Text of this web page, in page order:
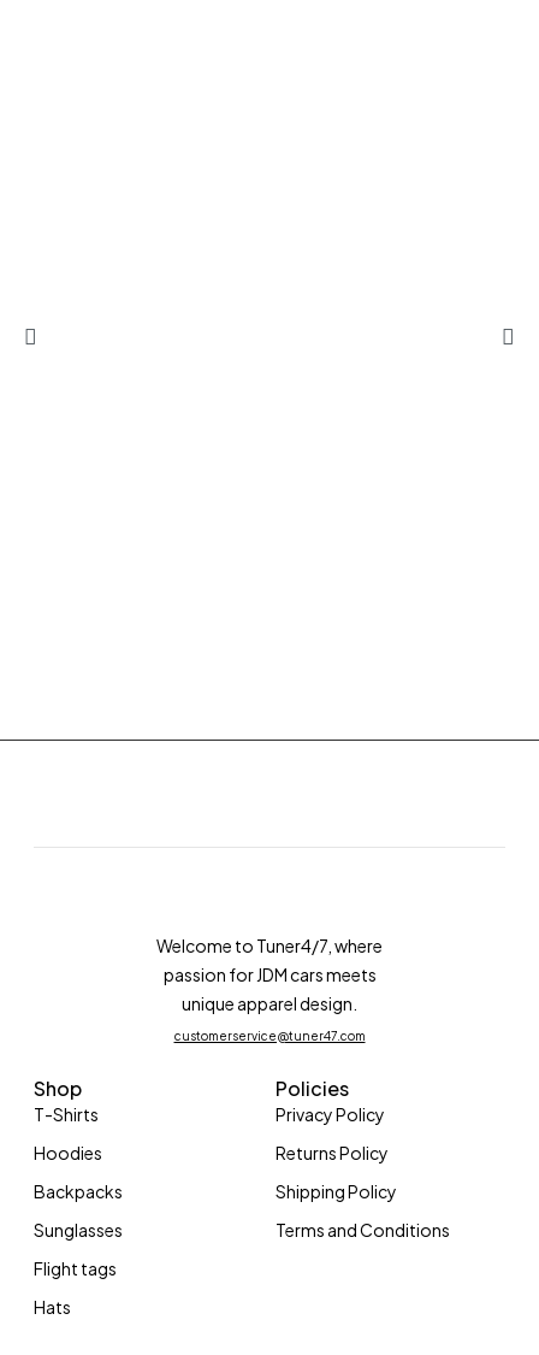
Welcome to Tuner4/7, where
passion for JDM cars meets
unique apparel design.
customerservice@tuner47.com
Shop
T-Shirts
Hoodies
Backpacks
Sunglasses
Flight tags
Hats
Policies
Privacy Policy
Returns Policy
Shipping Policy
Terms and Conditions